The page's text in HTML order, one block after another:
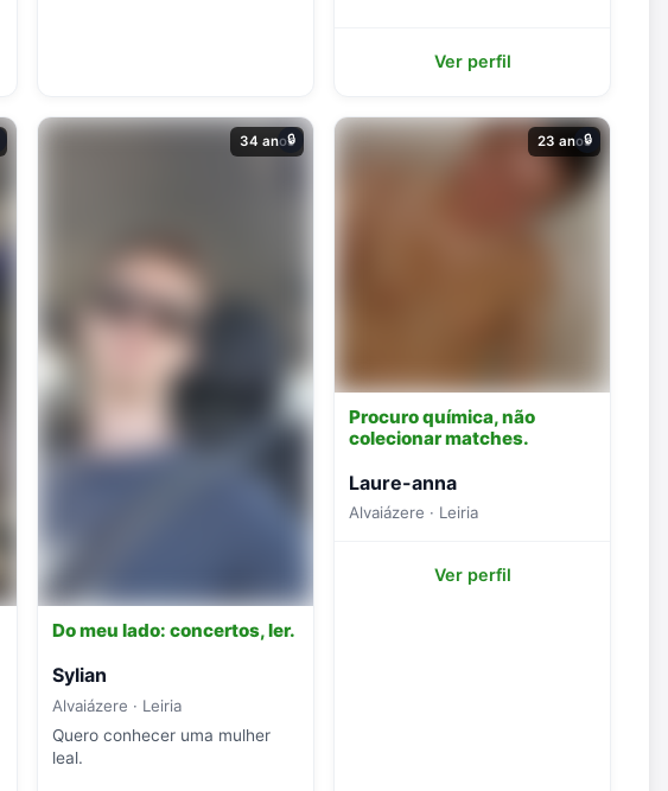
Ver perfil
34 anos
🔒
Do meu lado: concertos, ler.
Sylian
Alvaiázere · Leiria
Quero conhecer uma mulher
leal.
23 anos
🔒
Procuro química, não
colecionar matches.
Laure-anna
Alvaiázere · Leiria
Ver perfil